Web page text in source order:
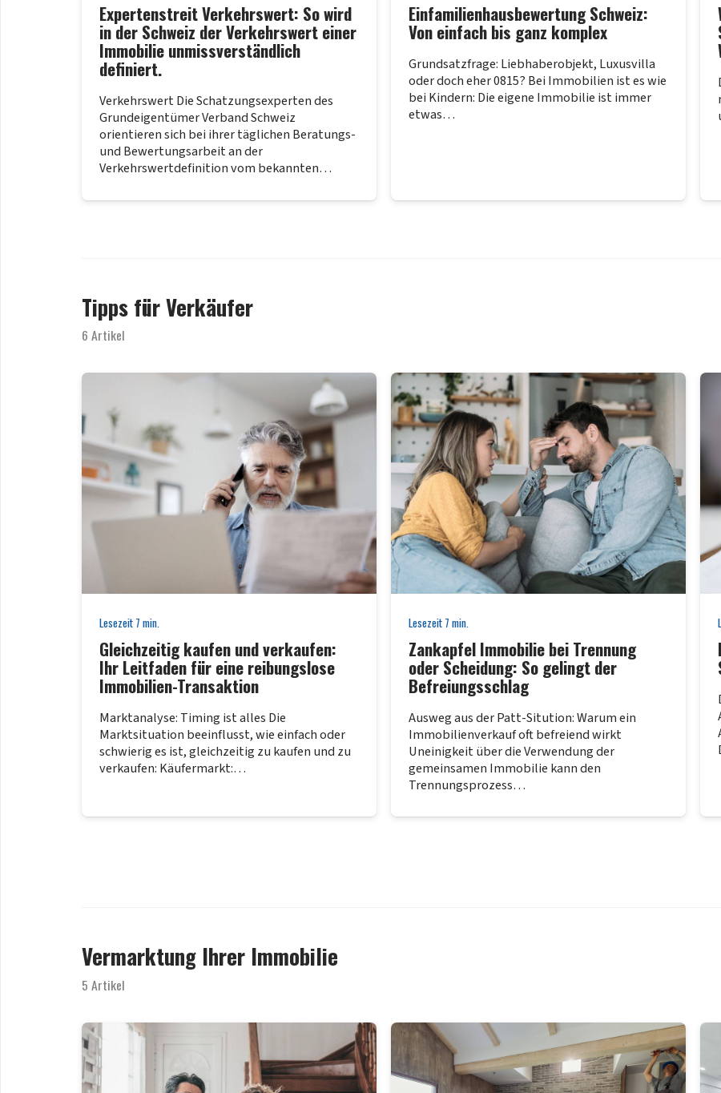
Expertenstreit Verkehrswert: So wird
in der Schweiz der Verkehrswert einer
Immobilie unmissverständlich
definiert.
Verkehrswert Die Schatzungsexperten des
Grundeigentümer Verband Schweiz
orientieren sich bei ihrer täglichen Beratungs-
und Bewertungsarbeit an der
Verkehrswertdefinition vom bekannten…
Einfamilienhausbewertung Schweiz:
Von einfach bis ganz komplex
Grundsatzfrage: Liebhaberobjekt, Luxusvilla
oder doch eher 0815? Bei Immobilien ist es wie
bei Kindern: Die eigene Immobilie ist immer
etwas…
Tipps für Verkäufer
6 Artikel
Lesezeit7min.
Gleichzeitig kaufen und verkaufen:
Ihr Leitfaden für eine reibungslose
Immobilien-Transaktion
Marktanalyse: Timing ist alles Die
Marktsituation beeinflusst, wie einfach oder
schwierig es ist, gleichzeitig zu kaufen und zu
verkaufen: Käufermarkt:…
Lesezeit7min.
Zankapfel Immobilie bei Trennung
oder Scheidung: So gelingt der
Befreiungsschlag
Ausweg aus der Patt-Sitution: Warum ein
Immobilienverkauf oft befreiend wirkt
Uneinigkeit über die Verwendung der
gemeinsamen Immobilie kann den
Trennungsprozess…
Vermarktung Ihrer Immobilie
5 Artikel